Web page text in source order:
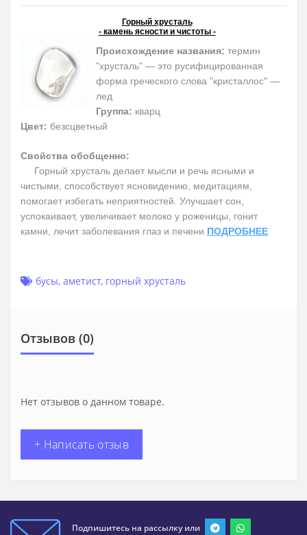
Горный хрусталь
- камень ясности и чистоты -
Происхождение названия: термин
"хрусталь" — это русифицированная
форма греческого слова "кристаллос" —
лед
Группа: кварц
Цвет: безсцветный
Свойства обобщенно:
Горный хрусталь делает мысли и речь ясными и
чистыми, способствует ясновидению, медитациям,
помогает избегать неприятностей. Улучшает сон,
успокаивает, увеличивает молоко у роженицы, гонит
камни, лечит заболевания глаз и печени ПОДРОБНЕЕ
бусы, аметист, горный хрусталь
Отзывов (0)
Нет отзывов о данном товаре.
+ Написать отзыв
Подпишитесь на рассылку или